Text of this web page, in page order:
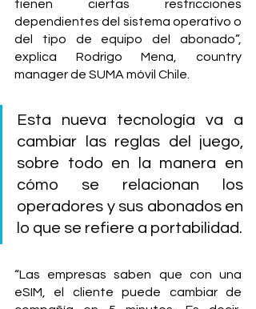
tienen ciertas restricciones
dependientes del sistema operativo o
del tipo de equipo del abonado”,
explica Rodrigo Mena, country
manager de SUMA móvil Chile.
Esta nueva tecnología va a
cambiar las reglas del juego,
sobre todo en la manera en
cómo se relacionan los
operadores y sus abonados en
lo que se refiere a portabilidad.
“Las empresas saben que con una
eSIM, el cliente puede cambiar de